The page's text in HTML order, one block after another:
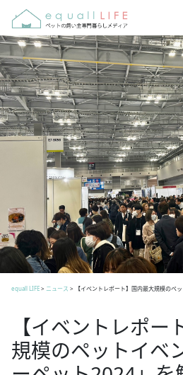
equall LIFE> ニュース > 【イベントレポート】国内最大規模のペ
【イベントレポー
規模のペットイベ